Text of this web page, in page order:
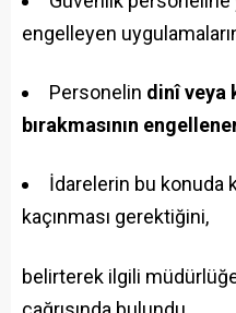
engelleyen
Personelin dinî veya
bırakmasının
İdarelerin bu konuda
kaçınması gerektiğini,
belirterek ilgili